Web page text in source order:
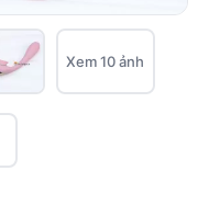
Xem 10 ảnh